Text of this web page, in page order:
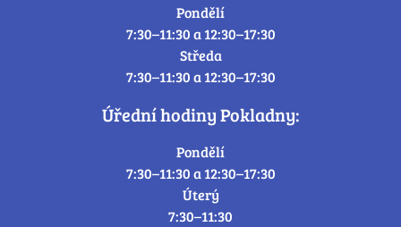
Pondělí
7:30–11:30 a 12:30–17:30
Středa
7:30–11:30 a 12:30–17:30
Úřední hodiny Pokladny:
Pondělí
7:30–11:30 a 12:30–17:30
Úterý
7:30–11:30